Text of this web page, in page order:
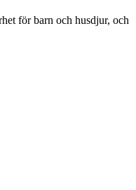
för barn och husdjur, och